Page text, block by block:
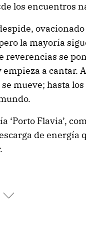
los encuentros
la mayoría
reverencias se
a cantar.
mueve; hasta
‘Porto Flavia’,
de energía